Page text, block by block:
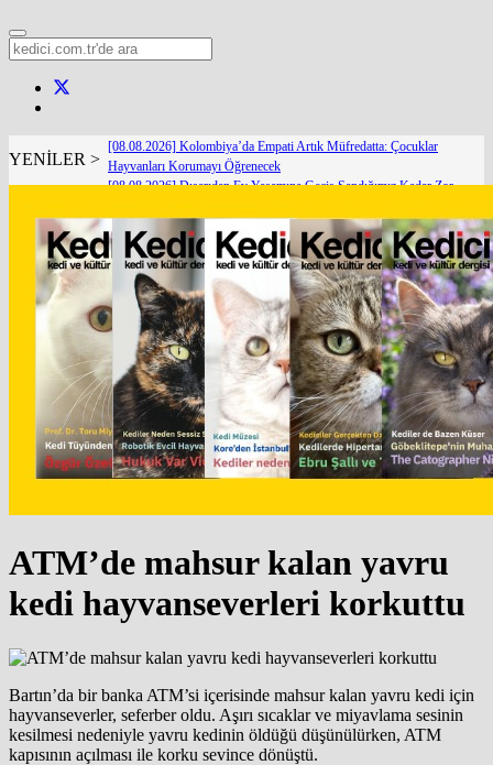
YENİLER >
[08.08.2026] Kolombiya’da Empati Artık Müfredatta: Çocuklar
Hayvanları Korumayı Öğrenecek
[08.08.2026] Dışarıdan Ev Yaşamına Geçiş Sandığımız Kadar Zor
[07.08.2026] Ankara Kedileri Dünyanın Yeni Dijital Elçileri
[07.08.2026] CIA’in Casus Kedileri ve Gizli Projelerin Paranoyak Altın Çağı
[07.08.2026] Dünya Kediler Günü'nün Adresi İstanbul Kedi Müzesi
[06.08.2026] Van İpekyolu Belediyesi Veteriner İşleri Müdürlüğü Ekiplerinden Örnek
Uygulama
[06.08.2026] Yaşlı Kedilerde Gizli Tehlike: Hipertansiyon
[05.08.2026] Bir Hayat Kurtarmak Bir Hayat Kurtarmaktır
[05.08.2026] KEDİ REFAHINDA YENİ BİR DÖNEM: SECURECAT TÜRKİYE’YE
GELİYOR
[04.08.2026] The Catographer Nils Jacobi : Dünyanın En Ünlü Kedi Fotoğrafçısı ile Özel
Röportaj
ATM’de mahsur kalan yavru
kedi hayvanseverleri korkuttu
Bartın’da bir banka ATM’si içerisinde mahsur kalan yavru kedi için
hayvanseverler, seferber oldu. Aşırı sıcaklar ve miyavlama sesinin
kesilmesi nedeniyle yavru kedinin öldüğü düşünülürken, ATM
kapısının açılması ile korku sevince dönüştü.